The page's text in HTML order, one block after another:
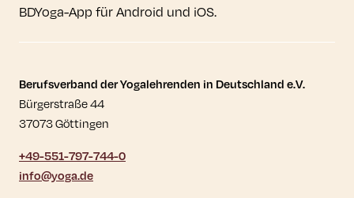
BDYoga-App für Android und iOS.
Kontaktdaten und weitere Links
Berufsverband der Yogalehrenden in Deutschland e.V.
Bürgerstraße 44
37073 Göttingen
+49-551-797-744-0
info@yoga.de